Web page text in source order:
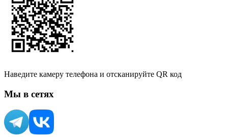
Наведите камеру телефона и отсканируйте QR код
Мы в сетях